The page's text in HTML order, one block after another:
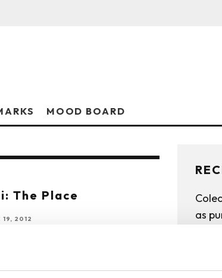
MOOD BOARD
The Place
19, 2012
as